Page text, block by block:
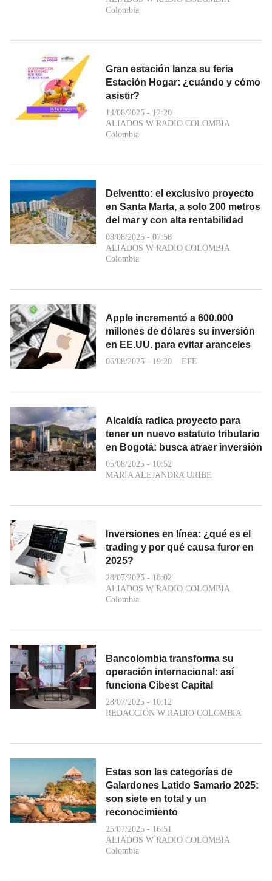
Colombia
Gran estación lanza su feria
Estación Hogar: ¿cuándo y cómo
asistir?
14/08/2025 - 12:20
ALIADOS W RADIO COLOMBIA
Colombia
Delventto: el exclusivo proyecto
en Santa Marta, a solo 200 metros
del mar y con alta rentabilidad
08/08/2025 - 07:58
ALIADOS W RADIO COLOMBIA
Colombia
Apple incrementó a 600.000
millones de dólares su inversión
en EE.UU. para evitar aranceles
06/08/2025 - 19:20 EFE
Alcaldía radica proyecto para
tener un nuevo estatuto tributario
en Bogotá: busca atraer inversión
05/08/2025 - 10:52
MARIA ALEJANDRA URIBE
Inversiones en línea: ¿qué es el
trading y por qué causa furor en
2025?
28/07/2025 - 18:02
ALIADOS W RADIO COLOMBIA
Colombia
Bancolombia transforma su
operación internacional: así
funciona Cibest Capital
28/07/2025 - 10:12
REDACCIÓN W RADIO COLOMBIA
Estas son las categorías de
Galardones Latido Samario 2025:
son siete en total y un
reconocimiento
25/07/2025 - 16:51
ALIADOS W RADIO COLOMBIA
Colombia